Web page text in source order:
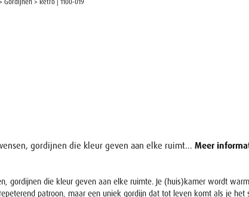
Gordijnen > Retro | 1100-019
gordijnen die kleur geven aan elke ruimt... Meer
gordijnen die kleur geven aan elke ruimte. Je (huis)kamer wordt
patroon, maar een uniek gordijn dat tot leven komt als je